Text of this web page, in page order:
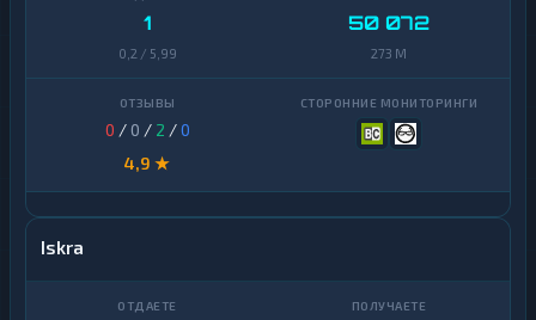
1
0,2 / 5,99
50 072
273 M
0 / 0 / 2 /0
4,9 ★
Iskra